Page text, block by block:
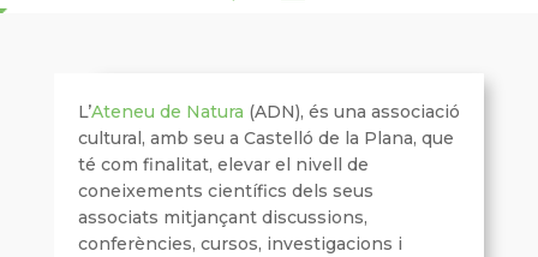
L’Ateneu de Natura (ADN), és una associació
cultural, amb seu a Castelló de la Plana, que
té com finalitat, elevar el nivell de
coneixements científics dels seus
associats mitjançant discussions,
conferències, cursos, investigacions i